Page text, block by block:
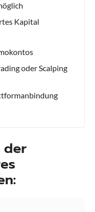
Kapital
oder Scalping
der